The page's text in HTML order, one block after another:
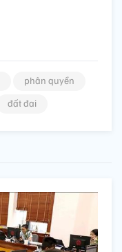
phân quyền
đất đai